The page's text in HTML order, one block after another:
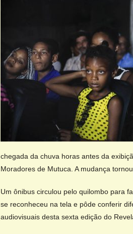
chegada da chuva horas antes da
Moradores de Mutuca. A mudança
Um ônibus circulou pelo quilombo para
se reconheceu na tela e pôde conferir
audiovisuais desta sexta edição do